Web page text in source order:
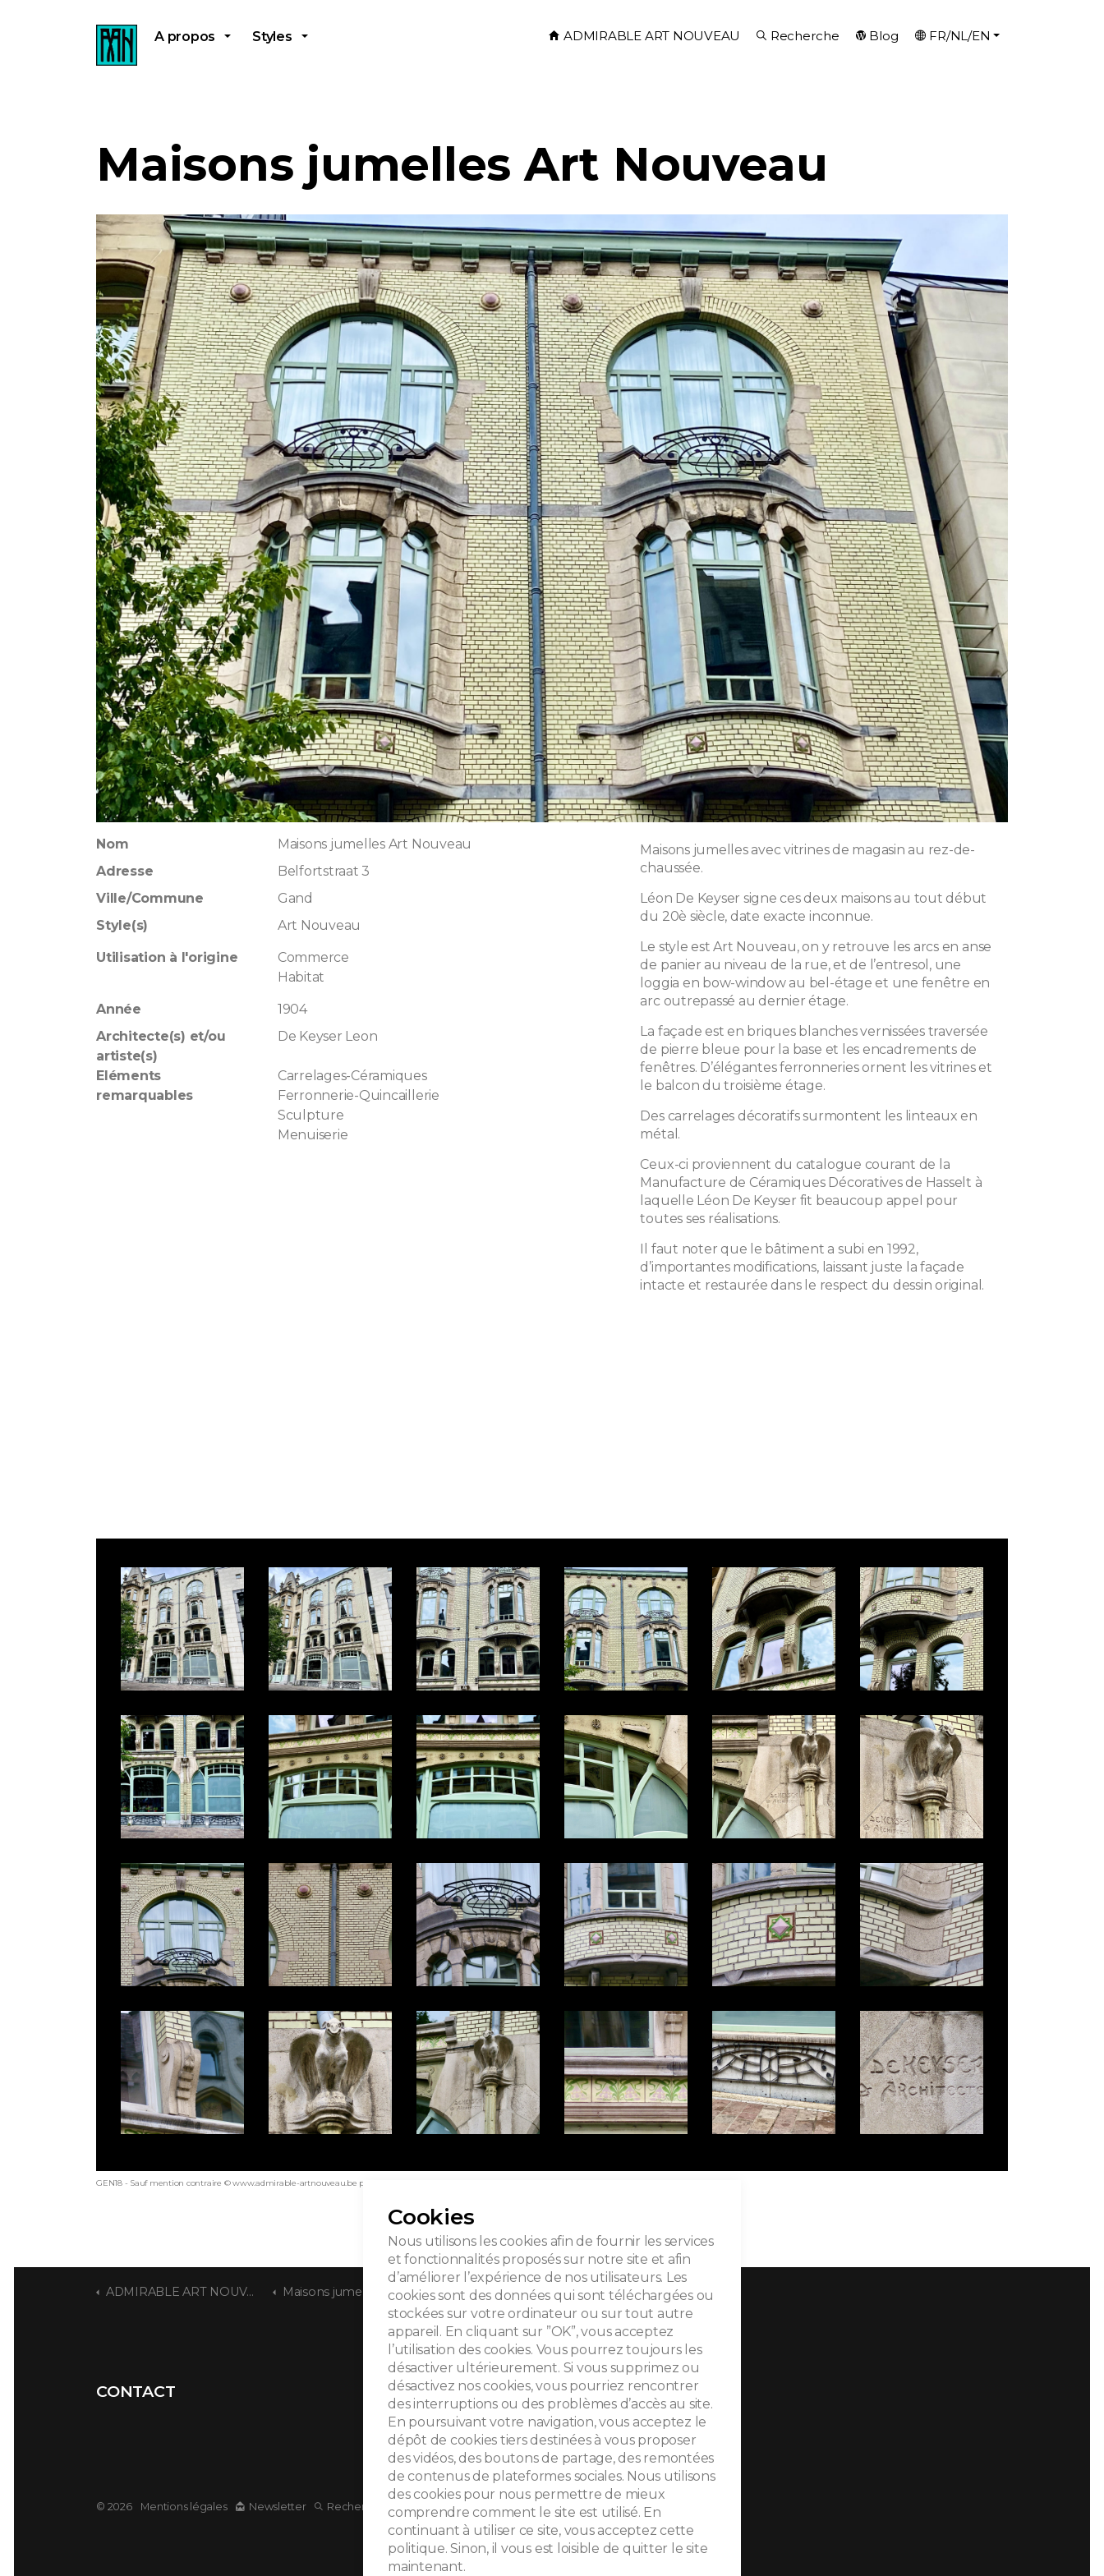
A propos Styles ADMIRABLE ART NOUVEAU Recherche Blog FR/NL/EN
Maisons jumelles Art Nouveau
Nom
Maisons jumelles Art Nouveau
Adresse
Belfortstraat 3
Ville/Commune
Gand
Style(s)
Art Nouveau
Utilisation à l'origine
Commerce
Habitat
Année
1904
Architecte(s) et/ou
artiste(s)
De Keyser Leon
Eléments
remarquables
Carrelages-Céramiques
Ferronnerie-Quincaillerie
Sculpture
Menuiserie
Maisons jumelles avec vitrines de magasin au rez-de-
chaussée.
Léon De Keyser signe ces deux maisons au tout début
du 20è siècle, date exacte inconnue.
Le style est Art Nouveau, on y retrouve les arcs en anse
de panier au niveau de la rue, et de l’entresol, une
loggia en bow-window au bel-étage et une fenêtre en
arc outrepassé au dernier étage.
La façade est en briques blanches vernissées traversée
de pierre bleue pour la base et les encadrements de
fenêtres. D’élégantes ferronneries ornent les vitrines et
le balcon du troisième étage.
Des carrelages décoratifs surmontent les linteaux en
métal.
Ceux-ci proviennent du catalogue courant de la
Manufacture de Céramiques Décoratives de Hasselt à
laquelle Léon De Keyser fit beaucoup appel pour
toutes ses réalisations.
Il faut noter que le bâtiment a subi en 1992,
d’importantes modifications, laissant juste la façade
intacte et restaurée dans le respect du dessin original.
GEN18 - Sauf mention contraire © www.admirable-artnouveau.be pour toutes les photos
ADMIRABLE ART NOUVEAU Maisons jumelles Art Nouveau
CONTACT
© 2026 Mentions légales Newsletter Recherche
Cookies
Nous utilisons les cookies afin de fournir les services
et fonctionnalités proposés sur notre site et afin
d’améliorer l’expérience de nos utilisateurs. Les
cookies sont des données qui sont téléchargées ou
stockées sur votre ordinateur ou sur tout autre
appareil. En cliquant sur ”OK”, vous acceptez
l’utilisation des cookies. Vous pourrez toujours les
désactiver ultérieurement. Si vous supprimez ou
désactivez nos cookies, vous pourriez rencontrer
des interruptions ou des problèmes d’accès au site.
En poursuivant votre navigation, vous acceptez le
dépôt de cookies tiers destinées à vous proposer
des vidéos, des boutons de partage, des remontées
de contenus de plateformes sociales. Nous utilisons
des cookies pour nous permettre de mieux
comprendre comment le site est utilisé. En
continuant à utiliser ce site, vous acceptez cette
politique. Sinon, il vous est loisible de quitter le site
maintenant.